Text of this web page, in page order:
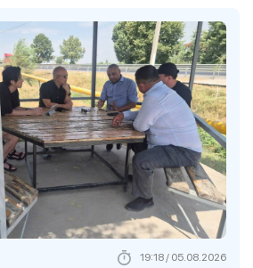
19:18 / 05.08.2026